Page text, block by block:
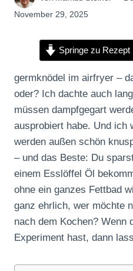
November 29, 2025
Springe zu Rezept
germknödel im airfryer –
oder? Ich dachte auch
müssen dampfgegart
ausprobiert habe. Und ich
werden außen schön
– und das Beste: Du
einem Esslöffel Öl
ohne ein ganzes Fettbad
ganz ehrlich, wer möchte
nach dem Kochen? Wenn
Experiment hast, dann